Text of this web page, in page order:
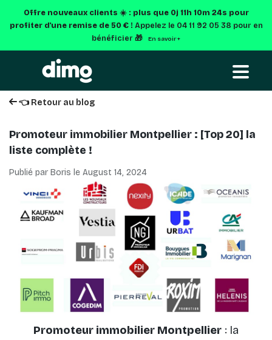
Offre nouveaux clients ☀️ : plus que 0j 11h 10m 23s pour
profiter d'une remise de 50 € ! Appelez le 04 11 92 05 38 pour en
bénéficier 🎁
En savoir +
👈 Retour au blog
Promoteur immobilier Montpellier : [Top 20] la
liste complète !
Publié par Boris le August 14, 2024
Promoteur immobilier Montpellier : la